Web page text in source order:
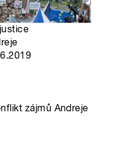
zájmů Andreje